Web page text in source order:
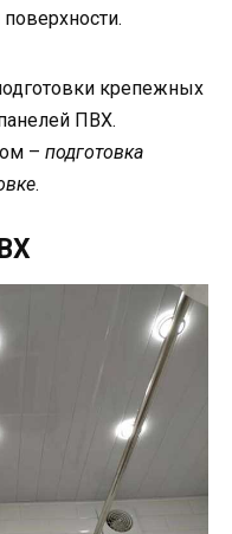
крепежных
ПВХ.
– подготовка
.